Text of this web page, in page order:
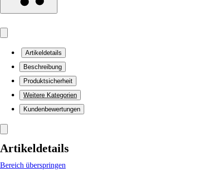
Artikeldetails
Beschreibung
Produktsicherheit
Weitere Kategorien
Kundenbewertungen
Artikeldetails
Bereich überspringen